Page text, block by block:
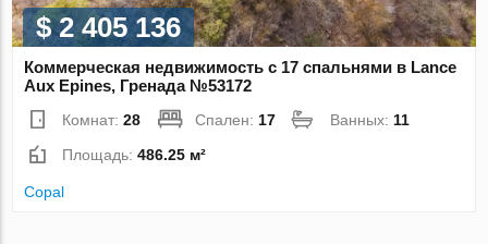
$ 2 405 136
Коммерческая недвижимость с 17 спальнями в Lance
Aux Epines, Гренада №53172
Комнат:28 Спален: 17 Ванных: 11
Площадь:486.25 м²
Copal